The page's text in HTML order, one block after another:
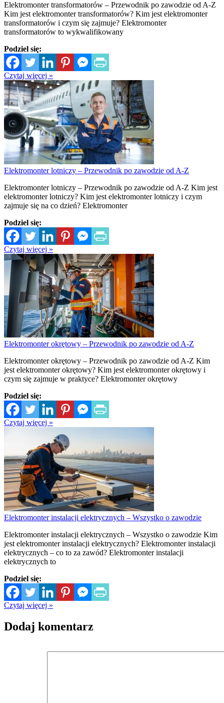
Elektromonter transformatorów – Przewodnik po zawodzie od A-Z
Kim jest elektromonter transformatorów? Kim jest elektromonter
transformatorów i czym się zajmuje? Elektromonter
transformatorów to wykwalifikowany
Podziel się:
Czytaj więcej »
Elektromonter lotniczy – Przewodnik po zawodzie od A-Z
Elektromonter lotniczy – Przewodnik po zawodzie od A-Z Kim jest
elektromonter lotniczy? Kim jest elektromonter lotniczy i czym
zajmuje się na co dzień? Elektromonter
Podziel się:
Czytaj więcej »
Elektromonter okrętowy – Przewodnik po zawodzie od A-Z
Elektromonter okrętowy – Przewodnik po zawodzie od A-Z Kim
jest elektromonter okrętowy? Kim jest elektromonter okrętowy i
czym się zajmuje w praktyce? Elektromonter okrętowy
Podziel się:
Czytaj więcej »
Elektromonter instalacji elektrycznych – Wszystko o zawodzie
Elektromonter instalacji elektrycznych – Wszystko o zawodzie Kim
jest elektromonter instalacji elektrycznych? Elektromonter instalacji
elektrycznych – co to za zawód? Elektromonter instalacji
elektrycznych to
Podziel się:
Czytaj więcej »
Dodaj komentarz